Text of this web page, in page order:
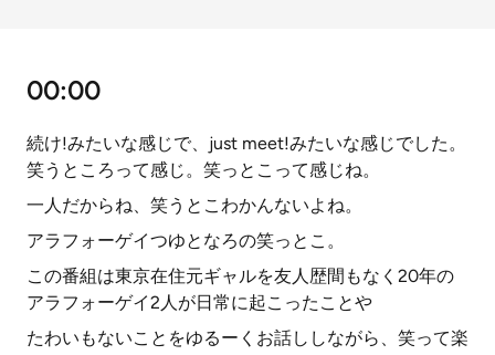
00:00
続け!みたいな感じで、just meet!みたいな感じでした。
笑うところって感じ。笑っとこって感じね。
一人だからね、笑うとこわかんないよね。
アラフォーゲイつゆとなろの笑っとこ。
この番組は東京在住元ギャルを友人歴間もなく20年の
アラフォーゲイ2人が日常に起こったことや
たわいもないことをゆるーくお話ししながら、笑って楽